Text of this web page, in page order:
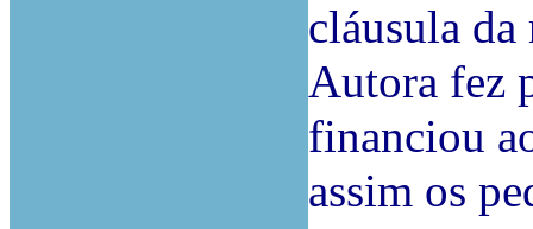
cláusula da
Autora fez
financiou
assim os